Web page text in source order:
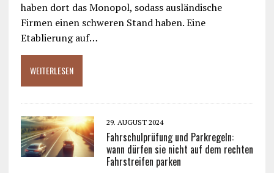
haben dort das Monopol, sodass ausländische
Firmen einen schweren Stand haben. Eine
Etablierung auf…
WEITERLESEN
29. AUGUST 2024
Fahrschulprüfung und Parkregeln:
wann dürfen sie nicht auf dem rechten
Fahrstreifen parken